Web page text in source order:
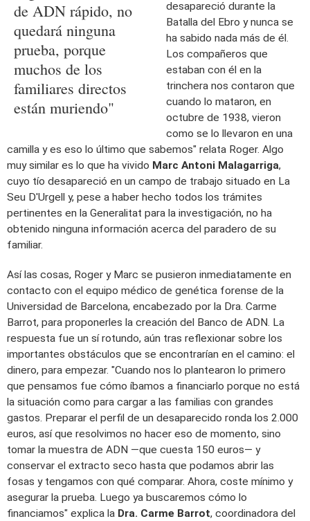
de ADN rápido, no
quedará ninguna
prueba, porque
muchos de los
familiares directos
están muriendo"
desapareció durante la
Batalla del Ebro y nunca se
ha sabido nada más de él.
Los compañeros que
estaban con él en la
trinchera nos contaron que
cuando lo mataron, en
octubre de 1938, vieron
como se lo llevaron en una
camilla y es eso lo último que sabemos" relata Roger. Algo
muy similar es lo que ha vivido Marc Antoni Malagarriga,
cuyo tío desapareció en un campo de trabajo situado en La
Seu D'Urgell y, pese a haber hecho todos los trámites
pertinentes en la Generalitat para la investigación, no ha
obtenido ninguna información acerca del paradero de su
familiar.
Así las cosas, Roger y Marc se pusieron inmediatamente en
contacto con el equipo médico de genética forense de la
Universidad de Barcelona, encabezado por la Dra. Carme
Barrot, para proponerles la creación del Banco de ADN. La
respuesta fue un sí rotundo, aún tras reflexionar sobre los
importantes obstáculos que se encontrarían en el camino: el
dinero, para empezar. "Cuando nos lo plantearon lo primero
que pensamos fue cómo íbamos a financiarlo porque no está
la situación como para cargar a las familias con grandes
gastos. Preparar el perfil de un desaparecido ronda los 2.000
euros, así que resolvimos no hacer eso de momento, sino
tomar la muestra de ADN —que cuesta 150 euros— y
conservar el extracto seco hasta que podamos abrir las
fosas y tengamos con qué comparar. Ahora, coste mínimo y
asegurar la prueba. Luego ya buscaremos cómo lo
financiamos" explica la Dra. Carme Barrot, coordinadora del